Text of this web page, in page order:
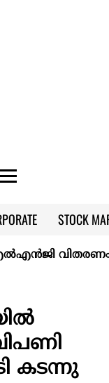
STOCK
വിതരണം
കടന്നു